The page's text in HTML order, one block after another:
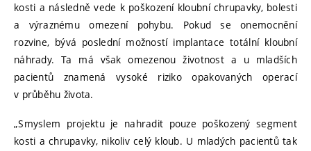
kosti a následně vede k poškození kloubní chrupavky, bolesti
a výraznému omezení pohybu. Pokud se onemocnění
rozvine, bývá poslední možností implantace totální kloubní
náhrady. Ta má však omezenou životnost a u mladších
pacientů znamená vysoké riziko opakovaných operací
v průběhu života.
„Smyslem projektu je nahradit pouze poškozený segment
kosti a chrupavky, nikoliv celý kloub. U mladých pacientů tak